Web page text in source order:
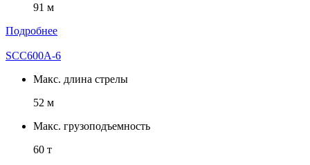
91 м
Подробнее
SCC600A-6
Макс. длина стрелы
52 м
Макс. грузоподъемность
60 т